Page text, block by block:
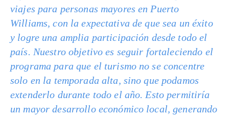
viajes para personas mayores en Puerto
Williams, con la expectativa de que sea un éxito
y logre una amplia participación desde todo el
país. Nuestro objetivo es seguir fortaleciendo el
programa para que el turismo no se concentre
solo en la temporada alta, sino que podamos
extenderlo durante todo el año. Esto permitiría
un mayor desarrollo económico local, generando